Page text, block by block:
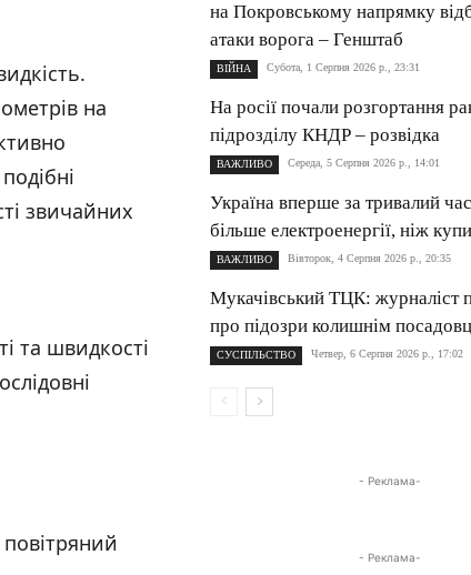
на
звичайних
та швидкості
на Покровському напрямку
атаки ворога – Генштаб
ВІЙНА Субота, 1 Серпня 2026 р., 23:31
На росії почали розгортання
підрозділу КНДР – розвідка
ВАЖЛИВО Середа, 5 Серпня 2026 р., 14:01
Україна вперше за тривалий
більше електроенергії, ніж
ВАЖЛИВО Вівторок, 4 Серпня 2026 р., 20:35
Мукачівський ТЦК: журналіст
про підозри колишнім
СУСПІЛЬСТВО Четвер, 6 Серпня 2026 р., 17:02
- Реклама-
- Реклама-